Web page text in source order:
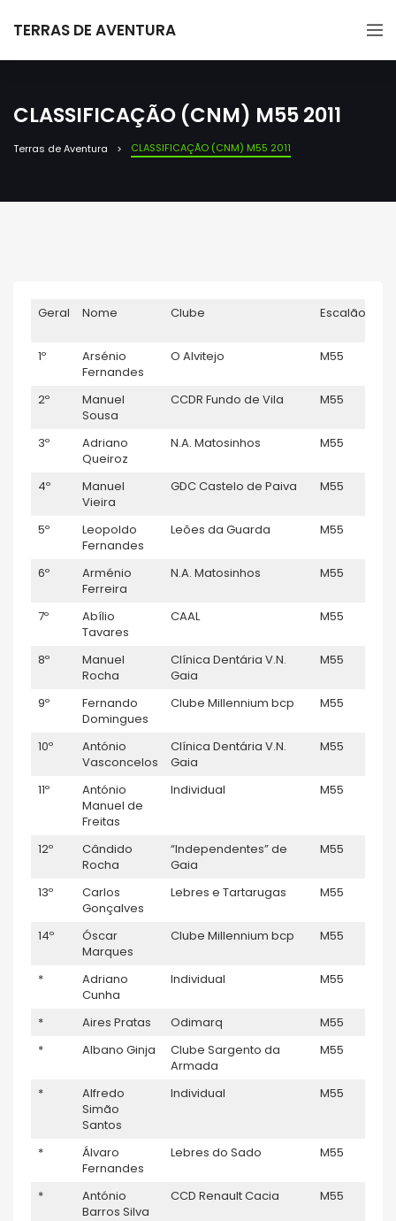
TERRAS DE AVENTURA
CLASSIFICAÇÃO (CNM) M55 2011
Terras de Aventura CLASSIFICAÇÃO (CNM) M55 2011
Geral Nome Clube Escalão
1º
Arsénio
Fernandes
O Alvitejo M55
2º
Manuel
Sousa
CCDR Fundo de Vila M55
3º
Adriano
Queiroz
N.A. Matosinhos M55
4º
Manuel
Vieira
GDC Castelo de Paiva M55
5º
Leopoldo
Fernandes
Leões da Guarda M55
6º
Arménio
Ferreira
N.A. Matosinhos M55
7º
Abílio
Tavares
CAAL M55
8º
Manuel
Rocha
Clínica Dentária V.N.
Gaia
M55
9º
Fernando
Domingues
Clube Millennium bcp M55
10º
António
Vasconcelos
Clínica Dentária V.N.
Gaia
M55
11º
António
Manuel de
Freitas
Individual M55
12º
Cândido
Rocha
“Independentes” de
Gaia
M55
13º
Carlos
Gonçalves
Lebres e Tartarugas M55
14º
Óscar
Marques
Clube Millennium bcp M55
*
Adriano
Cunha
Individual M55
* Aires Pratas Odimarq M55
*
Albano Ginja
Clube Sargento da
Armada
M55
*
Alfredo
Simão
Santos
Individual M55
*
Álvaro
Fernandes
Lebres do Sado M55
*
António
Barros Silva
CCD Renault Cacia M55